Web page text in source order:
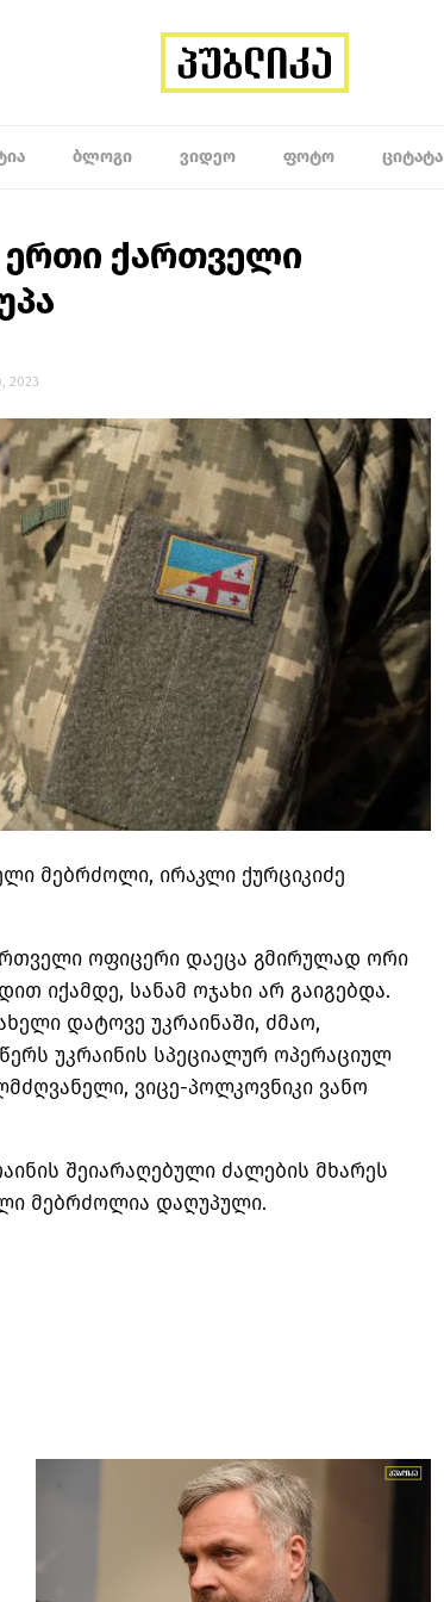
ᲑᲚᲝᲒᲘ ᲕᲘᲓᲔᲝ ᲤᲝᲢᲝ ᲪᲘᲢᲐᲢᲐ
ერთი ქართველი
2023
მებრძოლი, ირაკლი ქურციკიძე
ოფიცერი დაეცა გმირულად ორი
იქამდე, სანამ ოჯახი არ გაიგებდა.
დატოვე უკრაინაში, ძმაო,
უკრაინის სპეციალურ ოპერაციულ
ვიცე-პოლკოვნიკი ვანო
შეიარაღებული ძალების მხარეს
მებრძოლია დაღუპული.